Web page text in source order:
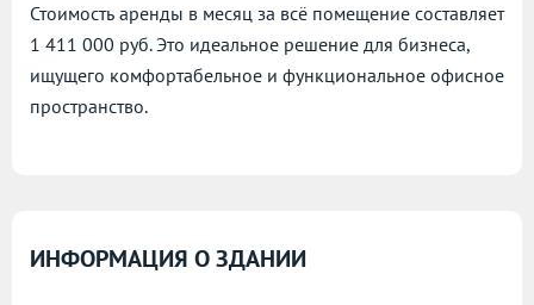
Стоимость аренды в месяц за всё помещение составляет
1 411 000 руб. Это идеальное решение для бизнеса,
ищущего комфортабельное и функциональное офисное
пространство.
ИНФОРМАЦИЯ О ЗДАНИИ